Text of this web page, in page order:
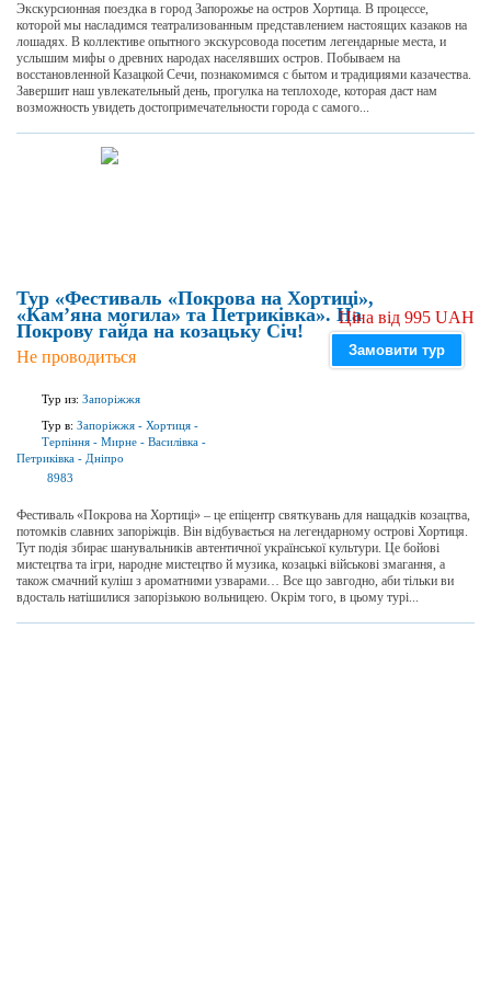
Экскурсионная поездка в город Запорожье на остров Хортица. В процессе,
которой мы насладимся театрализованным представлением настоящих казаков на
лошадях. В коллективе опытного экскурсовода посетим легендарные места, и
услышим мифы о древних народах населявших остров. Побываем на
восстановленной Казацкой Сечи, познакомимся с бытом и традициями казачества.
Завершит наш увлекательный день, прогулка на теплоходе, которая даст нам
возможность увидеть достопримечательности города с самого...
Тур «Фестиваль «Покрова на Хортиці»,
«Кам’яна могила» та Петриківка». На
Покрову гайда на козацьку Січ!
Не проводиться
Тур из: Запоріжжя
Тур в: Запоріжжя - Хортиця -
Терпіння - Мирне - Василівка -
Петриківка - Дніпро
8983
Ціна від 995 UAH
Замовити тур
Фестиваль «Покрова на Хортиці» – це епіцентр святкувань для нащадків козацтва,
потомків славних запоріжців. Він відбувається на легендарному острові Хортиця.
Тут подія збирає шанувальників автентичної української культури. Це бойові
мистецтва та ігри, народне мистецтво й музика, козацькі військові змагання, а
також смачний куліш з ароматними узварами… Все що завгодно, аби тільки ви
вдосталь натішилися запорізькою вольницею. Окрім того, в цьому турі...